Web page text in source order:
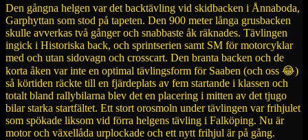
Den gångna helgen var det backtävling vid skidbacken i Ånnaboda,
Garphyttan som stod på tapeten. Den 900 meter långa grusbacken
skulle avverkas två gånger och snabbaste åk räknades. Tävlingen
ingick i Historiska back, och sprintserien samt SM för motorcyklar
med och utan sidovagn och crosscart. Den branta backen och de
korta åken var inte en optimal tävlingsform för Saaben (och oss 😂)
så körtiden räckte till en fjärdeplats av fem startande i klassen och
totalt bland rallybilarna blev det en placering i mitten av det tjugo
bilar starka startfältet. Ett stort orosmoln under tävlingen var frihjulet
som spökade liksom vid förra helgens tävling i Falköping. Nu är
motor och växellåda urplockade och ett nytt frihjul är på gång.